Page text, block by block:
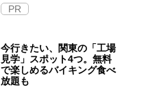
PR
今行きたい、関東の「工場
見学」スポット4つ。無料
で楽しめるバイキング食べ
放題も